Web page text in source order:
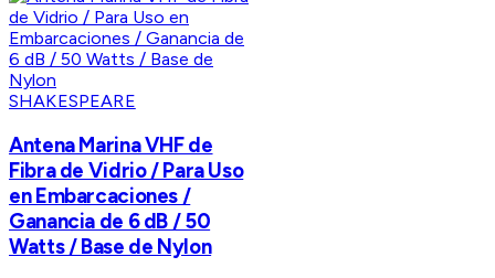
SHAKESPEARE
Antena Marina VHF de
Fibra de Vidrio / Para Uso
en Embarcaciones /
Ganancia de 6 dB / 50
Watts / Base de Nylon